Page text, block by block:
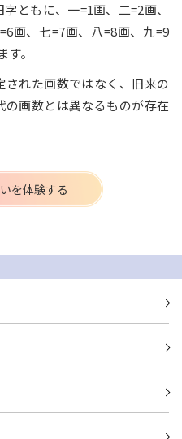
ともに、一=1画、二=2画、
画、七=7画、八=8画、九=9
。
された画数ではなく、旧来の
画数とは異なるものが存在
を体験する